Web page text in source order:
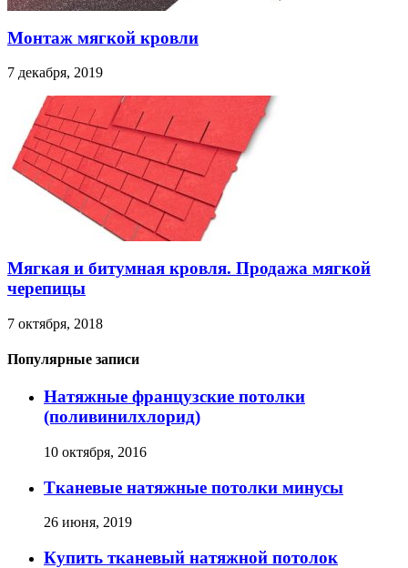
Монтаж мягкой кровли
7 декабря, 2019
Мягкая и битумная кровля. Продажа мягкой
черепицы
7 октября, 2018
Популярные записи
Натяжные французские потолки
(поливинилхлорид)
10 октября, 2016
Тканевые натяжные потолки минусы
26 июня, 2019
Купить тканевый натяжной потолок